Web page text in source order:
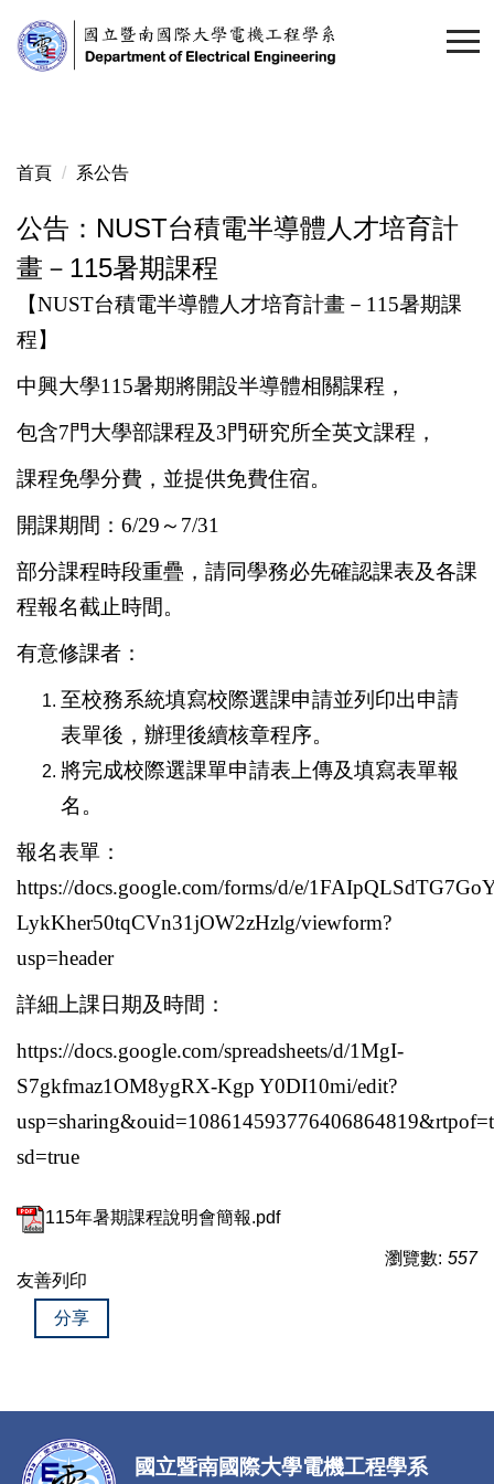
到
主
區
首頁 系公告
公告：NUST台積電半導體人才培育計
畫－115暑期課程
【NUST台積電半導體人才培育計畫－ 115暑期課
程】
中興大學115暑期將開設半導體相關課程，
包含7門大學部課程及3門研究所全英文課程，
課程免學分費，並提供免費住宿。
開課期間： 6/29 ～ 7/31
部分課程時段重疊，請同學務必先確認課表及各課
程報名截止時間。
有意修課者：
至校務系統填寫校際選課申請並列印出申請
表單後，辦理後續核章程序。
將完成校際選課單申請表上傳及填寫表單報
名。
報名表單：
https://docs.google.com/forms/d/e/
LykKher50tqCVn31jOW2zHzlg/viewform?
usp=header
詳細上課日期及時間：
https://docs.google.com/spreadsheets/d/1MgI-
S7gkfmaz1OM8ygRX-Kgp Y0DI10mi/edit?
sd=true
115年暑期課程說明會簡報.pdf
瀏覽數: 557
友善列印
分享
國立暨南國際大學電機工程學系